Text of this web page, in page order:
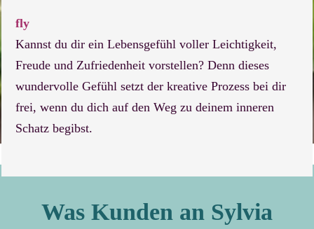
fly
Kannst du dir ein Lebensgefühl voller Leichtigkeit,
Freude und Zufriedenheit vorstellen? Denn dieses
wundervolle Gefühl setzt der kreative Prozess bei dir
frei, wenn du dich auf den Weg zu deinem inneren
Schatz begibst.
Was Kunden an Sylvia